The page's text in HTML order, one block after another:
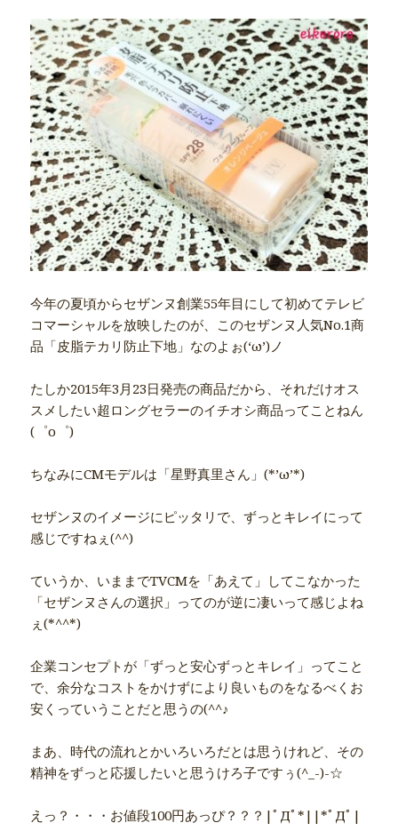
今年の夏頃からセザンヌ創業55年目にして初めてテレビ
コマーシャルを放映したのが、このセザンヌ人気No.1商
品「皮脂テカリ防止下地」なのよぉ(‘ω’)ノ
たしか2015年3月23日発売の商品だから、それだけオス
スメしたい超ロングセラーのイチオシ商品ってことねん
(゜o゜)
ちなみにCMモデルは「星野真里さん」(*’ω’*)
セザンヌのイメージにピッタリで、ずっとキレイにって
感じですねぇ(^^)
ていうか、いままでTVCMを「あえて」してこなかった
「セザンヌさんの選択」ってのが逆に凄いって感じよね
ぇ(*^^*)
企業コンセプトが「ずっと安心ずっとキレイ」ってこと
で、余分なコストをかけずにより良いものをなるべくお
安くっていうことだと思うの(^^♪
まあ、時代の流れとかいろいろだとは思うけれど、その
精神をずっと応援したいと思うけろ子ですぅ(^_-)-☆
えっ？・・・お値段100円あっぴ？？？|ﾟДﾟ*||*ﾟДﾟ|